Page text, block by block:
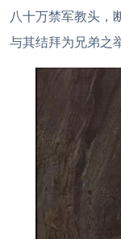
八十万禁军教头，
与其结拜为兄弟之